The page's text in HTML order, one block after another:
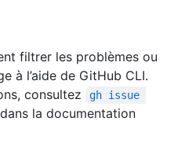
filtrer les problèmes ou
à l’aide de GitHub CLI.
consultez
gh issue
dans la documentation